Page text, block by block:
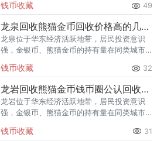
熊猫金币的需求就明显升温，但鱼龙混杂的
回收渠道里，能精准识别版别溢
钱币收藏 49
龙泉回收熊猫金币回收价格高的几家推荐
龙泉位于华东经济活跃地带，居民投资意识
强，金银币、熊猫金币的持有量在同类城市
熊猫金币的需求就明显升温，但鱼龙混杂的
回收渠道里，能精准识别版别溢
钱币收藏 32
龙岩回收熊猫金币钱币圈公认回收渠道排行
龙岩位于华东经济活跃地带，居民投资意识
强，金银币、熊猫金币的持有量在同类城市
熊猫金币的需求就明显升温，但鱼龙混杂的
钱币收藏 31